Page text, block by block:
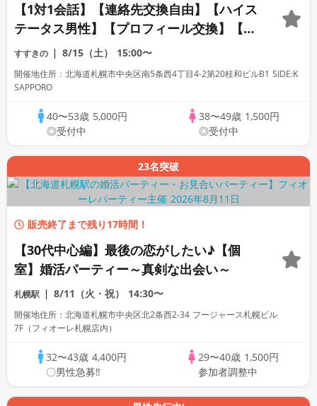
【1対1会話】【連絡先交換自由】【ハイス
テータス男性】【プロフィール交換】【カ
ップリングなし】【40代中心】初めての方
も人見知りの方も安心です◇プライベート
アソシエイツクラブ
すすきの 8/15（土） 15:00〜
開催地住所：北海道札幌市中央区南5条西4丁目4-2第20桂和ビルB1 SIDE:K
SAPPORO
40〜53歳 5,000円
◎受付中
38〜49歳 1,500円
◎受付中
23名突破
販売終了まで残り17時間！
【30代中心編】最後の恋がしたい♪【個
室】婚活パーティー～真剣な出会い～
札幌駅 8/11（火・祝） 14:30〜
開催地住所：北海道札幌市中央区北2条西2-34 フージャース札幌ビル
7F（フィオーレ札幌店内）
32〜43歳4,400円
〇男性急募‼
29〜40歳 1,500円
参加者調整中